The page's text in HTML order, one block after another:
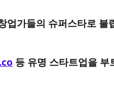
업가들의 슈퍼스타로 불
등 유명 스타트업을 부